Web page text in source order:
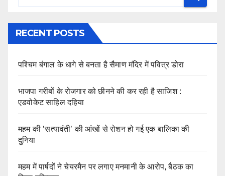
RECENT POSTS
पश्चिम बंगाल के धागे से बनता है सैमाण मंदिर में पवित्र डोरा
भाजपा गरीबों के रोजगार को छीनने की कर रही है साजिश :
एडवोकेट साहिल दहिया
महम की ’सत्यावंती’ की आंखों से रोशन हो गई एक बालिका की
दुनिया
महम में पार्षदों ने चेयरमैन पर लगाए मनमानी के आरोप, बैठक का